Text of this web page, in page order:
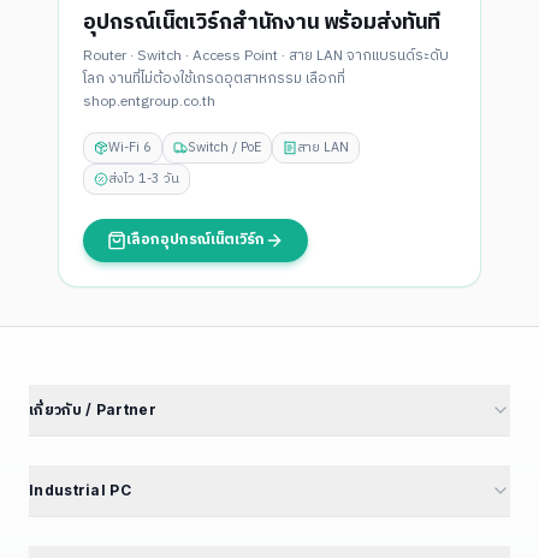
อุปกรณ์เน็ตเวิร์กสำนักงาน พร้อมส่งทันที
Router · Switch · Access Point · สาย LAN จากแบรนด์ระดับ
โลก งานที่ไม่ต้องใช้เกรดอุตสาหกรรม เลือกที่
shop.entgroup.co.th
Wi-Fi 6 Switch / PoE
สาย LAN
ส่งไว 1-3 วัน
เลือกอุปกรณ์เน็ตเวิร์ก
เกี่ยวกับ / Partner
นักลงทุนสัมพันธ์
Industrial PC